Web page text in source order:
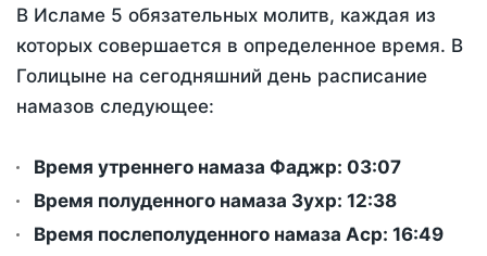
В Исламе 5 обязательных молитв, каждая из
которых совершается в определенное время. В
Голицыне на сегодняшний день расписание
намазов следующее:
Время утреннего намаза Фаджр: 03:07
Время полуденного намаза Зухр: 12:38
Время послеполуденного намаза Аср: 16:49